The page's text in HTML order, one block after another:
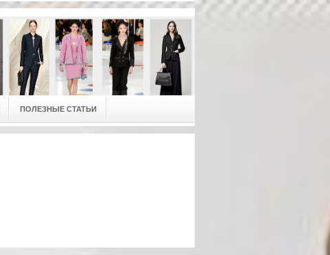
ПОЛЕЗНЫЕ СТАТЬИ